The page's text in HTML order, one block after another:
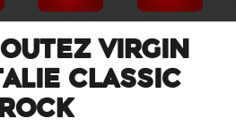
VIRGIN
CLASSIC